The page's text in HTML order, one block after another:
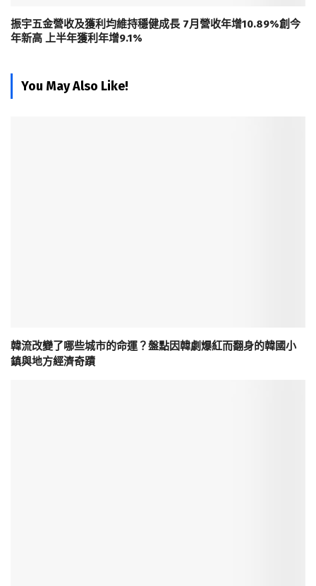
振宇五金營收及獲利均維持穩健成長 7月營收年增10.89%創今
年新高 上半年獲利年增9.1%
You May Also Like!
韓流改變了哪些城市的命運？盤點因韓劇爆紅而翻身的韓國小
鎮與地方經濟奇蹟